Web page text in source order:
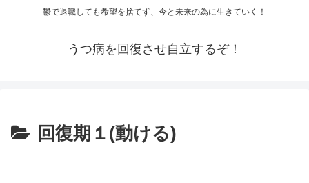
鬱で退職しても希望を捨てず、今と未来の為に生きていく！
うつ病を回復させ自立するぞ！
回復期１(動ける)